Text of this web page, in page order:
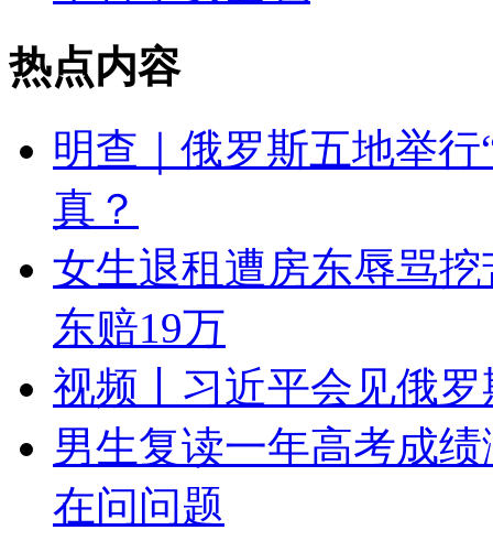
热点内容
明查｜俄罗斯五地举行
真？
女生退租遭房东辱骂
东赔19万
视频丨习近平会见俄
男生复读一年高考成
在问问题